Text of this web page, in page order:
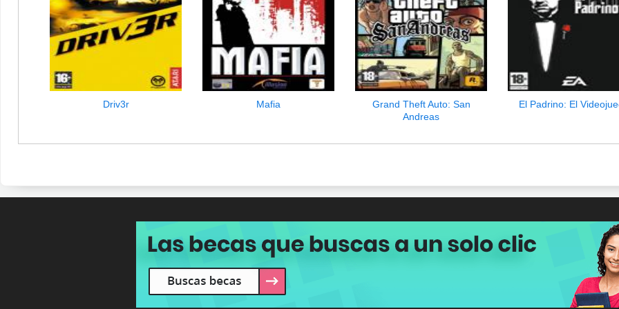
Driv3r Mafia
Grand Theft Auto: San
Andreas
El Padrino: El